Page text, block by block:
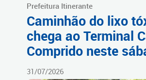
Prefeitura Itinerante
Caminhão do lixo
chega ao Terminal
Comprido neste
31/07/2026